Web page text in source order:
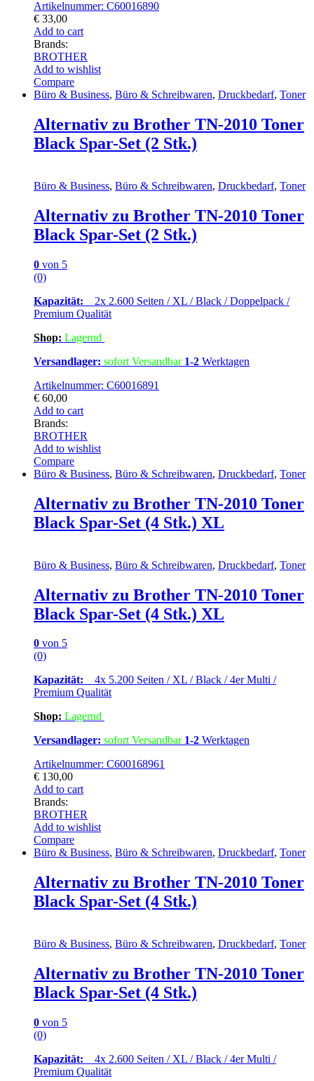
Artikelnummer: C60016890
€ 33,00
Add to cart
Brands:
BROTHER
Add to wishlist
Compare
Büro & Business, Büro & Schreibwaren, Druckbedarf, Toner
Alternativ zu Brother TN-2010 Toner
Black Spar-Set (2 Stk.)
Büro & Business, Büro & Schreibwaren, Druckbedarf, Toner
Alternativ zu Brother TN-2010 Toner
Black Spar-Set (2 Stk.)
0 von 5
(0)
Kapazität: 2x 2.600 Seiten / XL / Black / Doppelpack /
Premium Qualität
Shop: Lagernd
Versandlager: sofort Versandbar 1-2 Werktagen
Artikelnummer: C60016891
€ 60,00
Add to cart
Brands:
BROTHER
Add to wishlist
Compare
Büro & Business, Büro & Schreibwaren, Druckbedarf, Toner
Alternativ zu Brother TN-2010 Toner
Black Spar-Set (4 Stk.) XL
Büro & Business, Büro & Schreibwaren, Druckbedarf, Toner
Alternativ zu Brother TN-2010 Toner
Black Spar-Set (4 Stk.) XL
0 von 5
(0)
Kapazität: 4x 5.200 Seiten / XL / Black / 4er Multi /
Premium Qualität
Shop: Lagernd
Versandlager: sofort Versandbar 1-2 Werktagen
Artikelnummer: C600168961
€ 130,00
Add to cart
Brands:
BROTHER
Add to wishlist
Compare
Büro & Business, Büro & Schreibwaren, Druckbedarf, Toner
Alternativ zu Brother TN-2010 Toner
Black Spar-Set (4 Stk.)
Büro & Business, Büro & Schreibwaren, Druckbedarf, Toner
Alternativ zu Brother TN-2010 Toner
Black Spar-Set (4 Stk.)
0 von 5
(0)
Kapazität: 4x 2.600 Seiten / XL / Black / 4er Multi /
Premium Qualität